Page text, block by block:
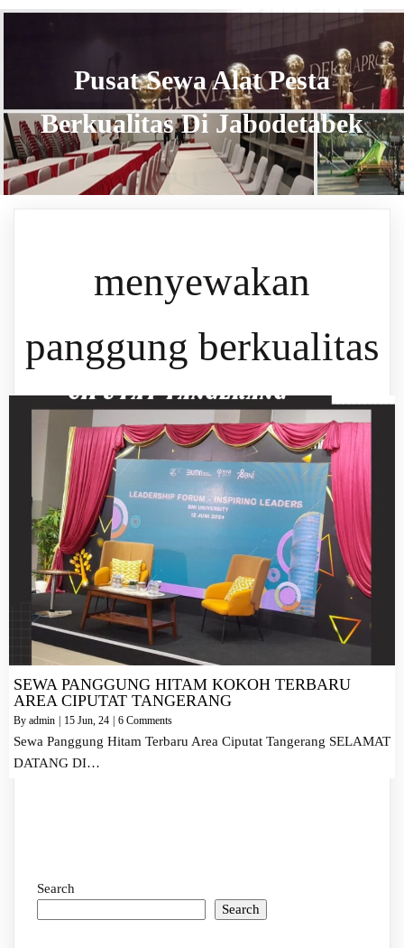
Pusat Sewa Alat Pesta
Berkualitas Di Jabodetabek
menyewakan
panggung berkualitas
SEWA PANGGUNG HITAM KOKOH TERBARU
AREA CIPUTAT TANGERANG
By admin 15 Jun, 24 6 Comments
Sewa Panggung Hitam Terbaru Area Ciputat Tangerang SELAMAT
DATANG DI…
Search
Search